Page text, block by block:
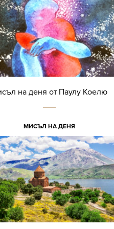
на деня от Паулу Коелю
МИСЪЛ НА ДЕНЯ